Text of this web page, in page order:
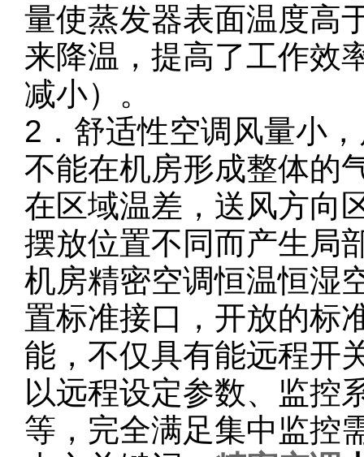
量使蒸发器表面温度高
来降温，提高了工作效
减小）。
2．舒适性空调风量小
不能在机房形成整体的
在区域温差，送风方向
摆放位置不同而产生局
机房精密空调恒温恒湿
置标准接口，开放的标
能，不仅具有能远程开
以远程设定参数、监控
等，完全满足集中监控